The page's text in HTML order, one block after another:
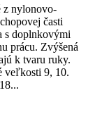
z nylonovo-
časti
s doplnkovými
prácu. Zvýšená
k tvaru ruky.
veľkosti 9, 10.